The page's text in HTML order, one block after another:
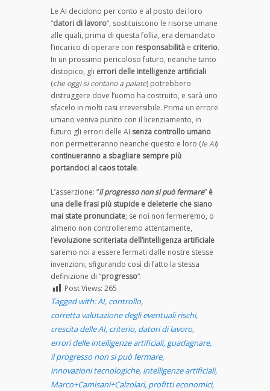
Le AI decidono per conto e al posto dei loro
“datori di lavoro“, sostituiscono le risorse umane
alle quali, prima di questa follia, era demandato
l’incarico di operare con responsabilità e criterio.
In un prossimo pericoloso futuro, neanche tanto
distopico, gli errori delle intelligenze artificiali
(che oggi si contano a palate) potrebbero
distruggere dove l’uomo ha costruito, e sarà uno
sfacelo in molti casi irreversibile. Prima un errore
umano veniva punito con il licenziamento, in
futuro gli errori delle AI senza controllo umano
non permetteranno neanche questo e loro (le AI)
continueranno a sbagliare sempre più
portandoci al caos totale.
L’asserzione: “il progresso non si può fermare” è
una delle frasi più stupide e deleterie che siano
mai state pronunciate; se noi non fermeremo, o
almeno non controlleremo attentamente,
l’evoluzione scriteriata dell’intelligenza artificiale
saremo noi a essere fermati dalle nostre stesse
invenzioni, sfigurando così di fatto la stessa
definizione di “progresso“.
Post Views: 265
Tagged with:AI, controllo,
corretta valutazione degli eventuali rischi,
crescita delle AI, criterio, datori di lavoro,
errori delle intelligenze artificiali, guadagnare,
il progresso non si può fermare,
innovazioni tecnologiche, intelligenze artificiali,
Marco+Camisani+Calzolari, profitti economici,